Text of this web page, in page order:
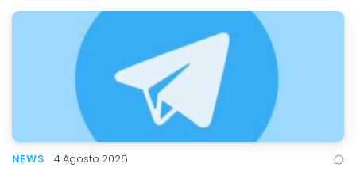
NEWS 4 Agosto 2026